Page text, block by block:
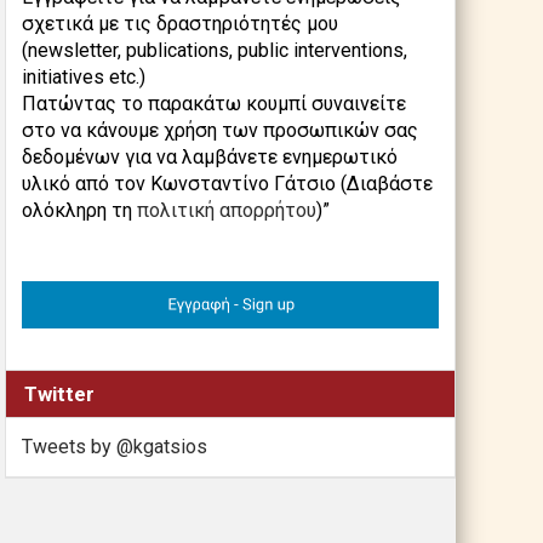
σχετικά με τις δραστηριότητές μου
(newsletter, publications, public interventions,
initiatives etc.)
Πατώντας το παρακάτω κουμπί συναινείτε
στο να κάνουμε χρήση των προσωπικών σας
δεδομένων για να λαμβάνετε ενημερωτικό
υλικό από τον Κωνσταντίνο Γάτσιο (Διαβάστε
ολόκληρη τη πολιτική απορρήτου)”
Twitter
Tweets by @kgatsios